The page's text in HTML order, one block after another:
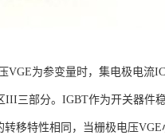
VGE为参变量时，集电极电流
三部分。IGBT作为开关器件
转移特性相同，当栅极电压